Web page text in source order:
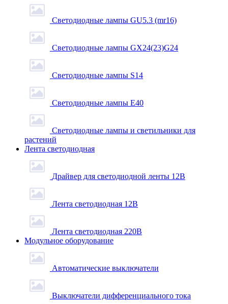
Светодиодные лампы GU5.3 (mr16)
Светодиодные лампы GX24(23)G24
Светодиодные лампы S14
Светодиодные лампы Е40
Светодиодные лампы и светильники для
растений
Лента светодиодная
Драйвер для светодиодной ленты 12В
Лента светодиодная 12В
Лента светодиодная 220В
Модульное оборудование
Автоматические выключатели
Выключатели дифференциального тока